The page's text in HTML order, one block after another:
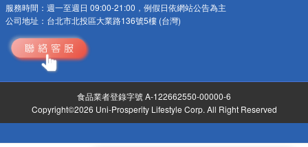
服務時間： 週一至週日 09:00-21:00，例假日依網站公告為主
公司地址： 台北市北投區大業路136號5樓 (台灣)
食品業者登錄字號 A-122662550-00000-6
Copyright©2026 Uni-Prosperity Lifestyle Corp. All Right Reserved